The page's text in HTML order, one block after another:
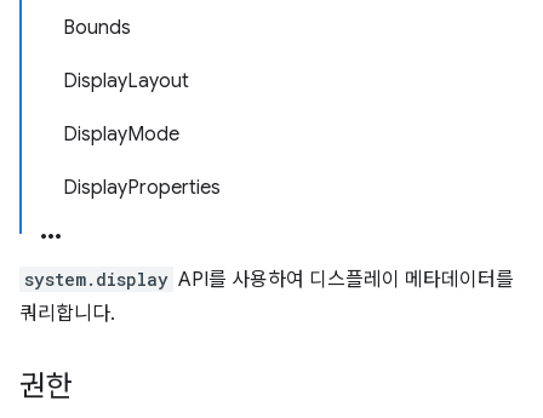
Bounds
DisplayLayout
DisplayMode
DisplayProperties
system.display API를 사용하여 디스플레이 메타데이터를
쿼리합니다.
권한